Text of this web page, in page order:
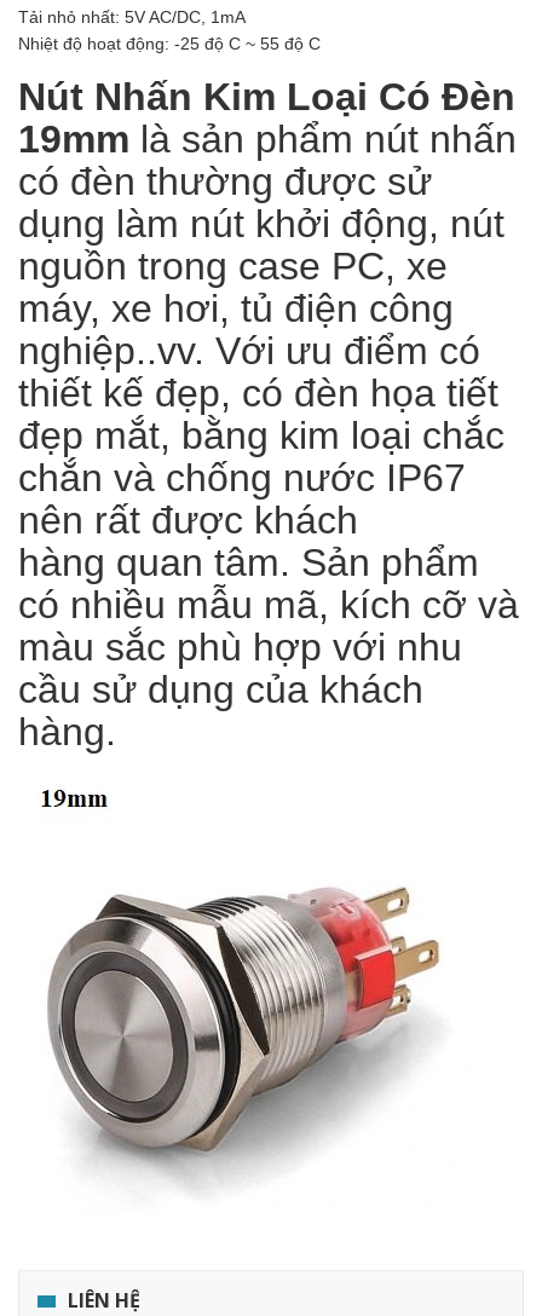
Tải nhỏ nhất: 5V AC/DC, 1mA
Nhiệt độ hoạt động: -25 độ C ~ 55 độ C
Nút Nhấn Kim Loại Có Đèn
19mm là sản phẩm nút nhấn
có đèn thường được sử
dụng làm nút khởi động, nút
nguồn trong case PC, xe
máy, xe hơi, tủ điện công
nghiệp..vv. Với ưu điểm có
thiết kế đẹp, có đèn họa tiết
đẹp mắt, bằng kim loại chắc
chắn và chống nước IP67
nên rất được khách
hàng quan tâm. Sản phẩm
có nhiều mẫu mã, kích cỡ và
màu sắc phù hợp với nhu
cầu sử dụng của khách
hàng.
LIÊN HỆ